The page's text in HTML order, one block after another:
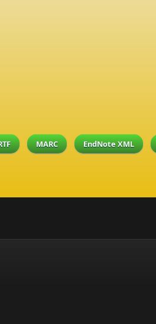
MARC EndNote XML